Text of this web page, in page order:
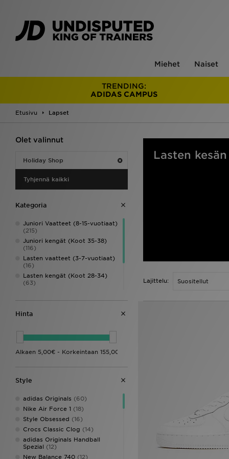
Miehet Naiset
TRENDING:
ADIDAS CAMPUS
Etusivu Lapset
Olet valinnut
Holiday Shop
Tyhjennä kaikki
Kategoria
Juniori Vaatteet (8-15-vuotiaat)
(215)
Juniori kengät (Koot 35-38)
(116)
Lasten vaatteet (3-7-vuotiaat)
(16)
Lasten kengät (Koot 28-34)
(63)
vuotiaat) (17)
Vauvojen kengät (Koot 16-27)
(48)
Hinta
Style
adidas Originals (60)
Nike Air Force 1 (18)
Style Obsessed (16)
Crocs Classic Clog (14)
adidas Originals Handball
Spezial (12)
New Balance 740 (12)
Lasten
Lajittelu: